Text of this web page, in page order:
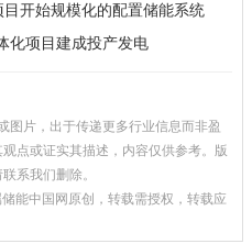
目开始规模化的配置储能系统
化项目建成投产发电
图片，出于传递更多行业信息而非盈
点或证实其描述，内容仅供参考。版
系我们删除。
能中国网原创，转载需授权，转载应